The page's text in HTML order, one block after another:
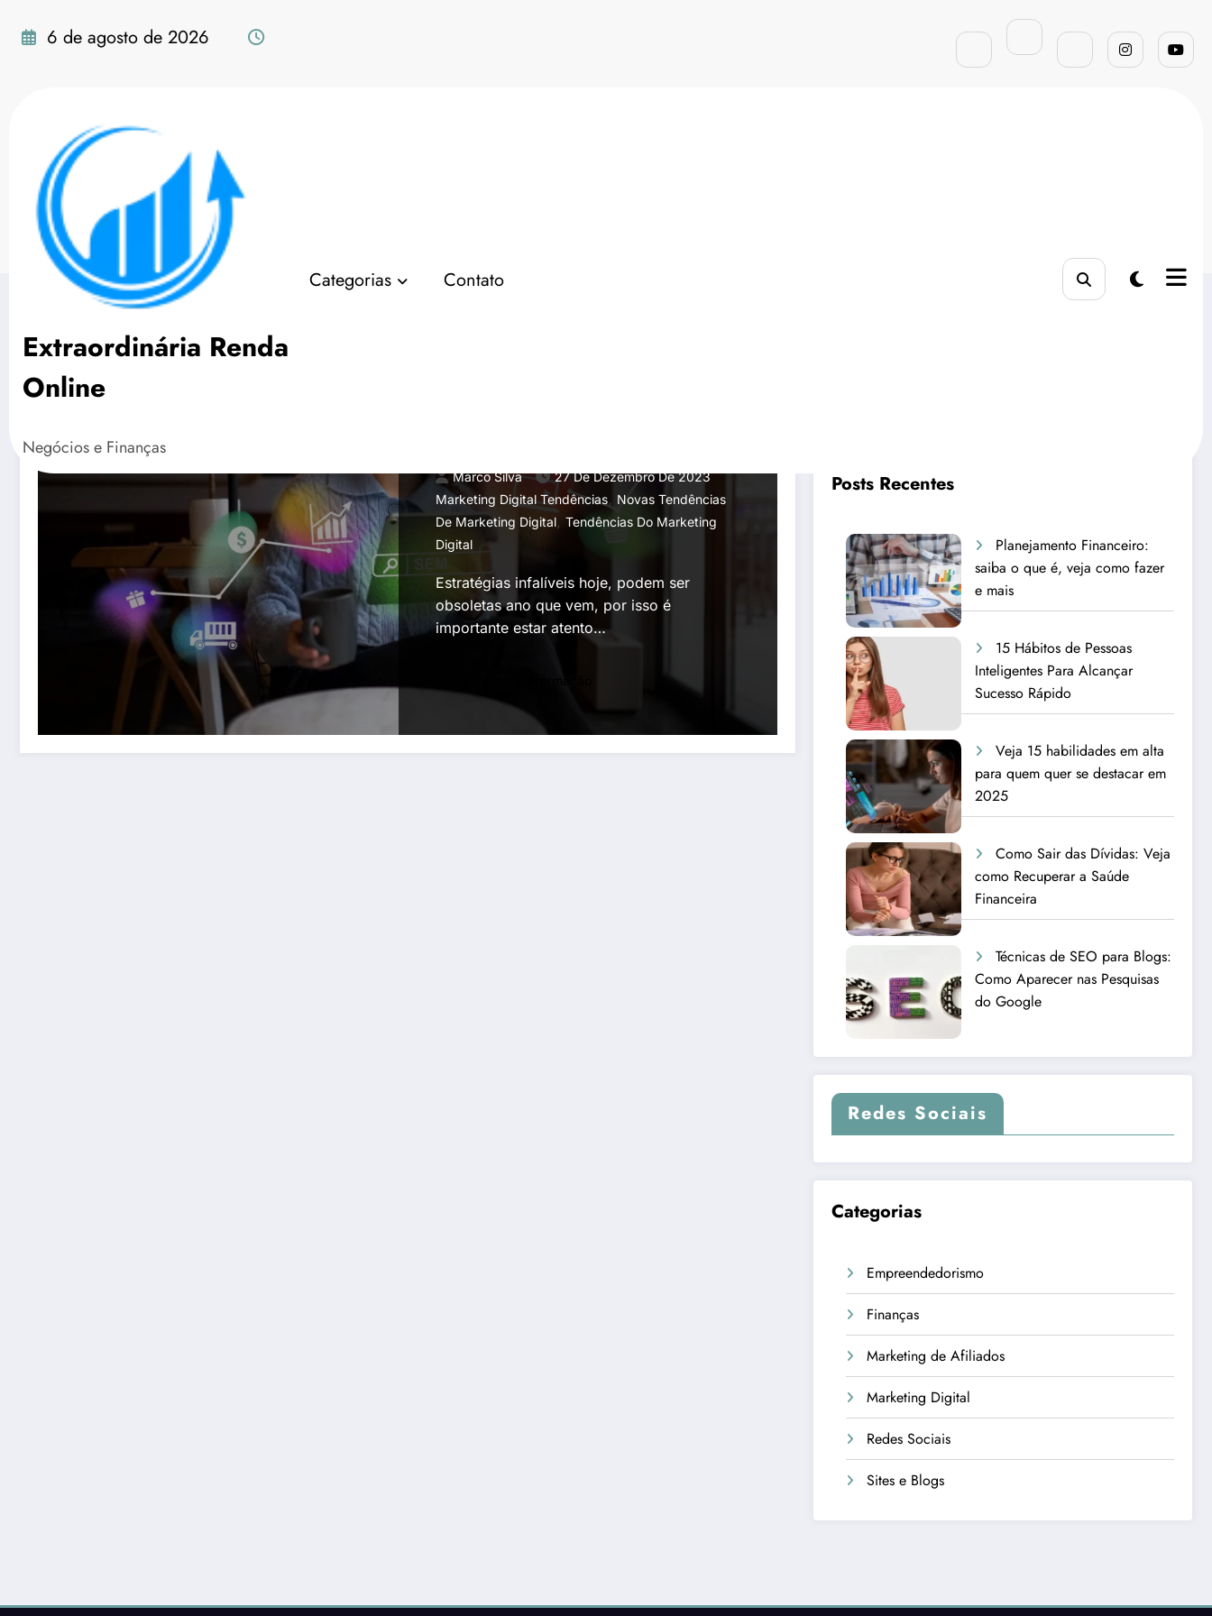
para
6 de agosto de 2026
Extraordinária Renda
Online
Negócios e Finanças
Categorias Contato
Tag: tendências do marketing digital
Marco Silva
27 De Dezembro De 2023
Marketing Digital Tendências, Novas Tendências
De Marketing Digital, Tendências Do Marketing
Digital
Estratégias infalíveis hoje, podem ser
obsoletas ano que vem, por isso é
importante estar atento…
Posts Recentes
Planejamento Financeiro:
saiba o que é, veja como fazer
e mais
15 Hábitos de Pessoas
Inteligentes Para Alcançar
Sucesso Rápido
Veja 15 habilidades em alta
para quem quer se destacar em
2025
Como Sair das Dívidas: Veja
como Recuperar a Saúde
Financeira
Técnicas de SEO para Blogs:
Como Aparecer nas Pesquisas
do Google
Redes Sociais
Categorias
Empreendedorismo
Finanças
Marketing de Afiliados
Marketing Digital
Redes Sociais
Sites e Blogs